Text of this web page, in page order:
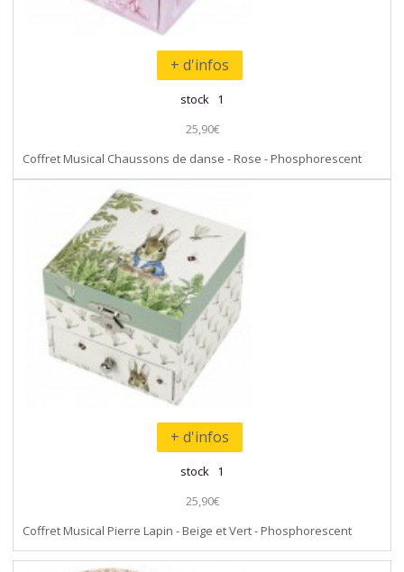
+ d'infos
stock 1
25,90€
Coffret Musical Chaussons de danse - Rose - Phosphorescent
+ d'infos
stock 1
25,90€
Coffret Musical Pierre Lapin - Beige et Vert - Phosphorescent